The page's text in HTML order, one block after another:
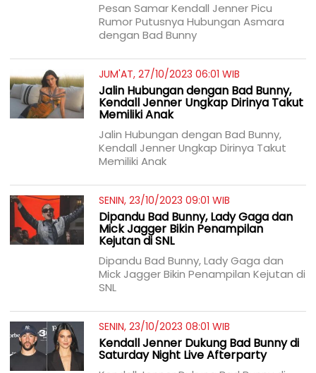
Pesan Samar Kendall Jenner Picu
Rumor Putusnya Hubungan Asmara
dengan Bad Bunny
JUM'AT, 27/10/2023 06:01 WIB
Jalin Hubungan dengan Bad Bunny,
Kendall Jenner Ungkap Dirinya Takut
Memiliki Anak
Jalin Hubungan dengan Bad Bunny,
Kendall Jenner Ungkap Dirinya Takut
Memiliki Anak
SENIN, 23/10/2023 09:01 WIB
Dipandu Bad Bunny, Lady Gaga dan
Mick Jagger Bikin Penampilan
Kejutan di SNL
Dipandu Bad Bunny, Lady Gaga dan
Mick Jagger Bikin Penampilan Kejutan di
SNL
SENIN, 23/10/2023 08:01 WIB
Kendall Jenner Dukung Bad Bunny di
Saturday Night Live Afterparty